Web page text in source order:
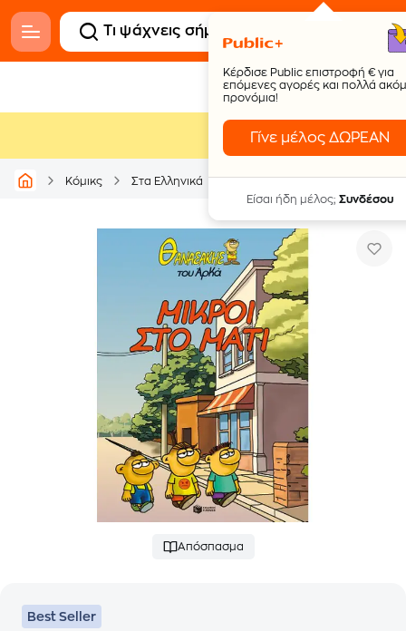
Κέρδισε Public επιστροφή € για
επόμενες αγορές και πολλά
προνόμια!
Γίνε μέλος ΔΩΡΕΑΝ
Είσαι ήδη μέλος; Συνδέσου
Κόμικς Στα Ελληνικά Αρκάς Θανασάκης του
Απόσπασμα
Best Seller